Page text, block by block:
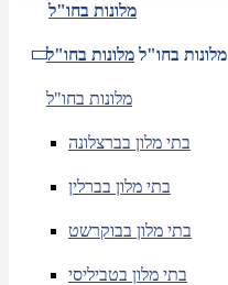
מלונות בחו"ל
מלונות בחו"ל מלונות בחו"ל
מלונות בחו"ל
בתי מלון בברצלונה
בתי מלון בברלין
בתי מלון בבוקרשט
בתי מלון בטביליסי